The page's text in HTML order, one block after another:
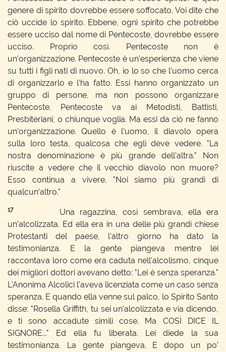
genere di spirito dovrebbe essere soffocato. Voi dite che
ciò uccide lo spirito. Ebbene, ogni spirito che potrebbe
essere ucciso dal nome di Pentecoste, dovrebbe essere
ucciso. Proprio così. Pentecoste non è
un’organizzazione. Pentecoste è un’esperienza che viene
su tutti i figli nati di nuovo. Oh, io lo so che l’uomo cerca
di organizzarlo e l’ha fatto. Essi hanno organizzato un
gruppo di persone, ma non possono organizzare
Pentecoste. Pentecoste va ai Metodisti, Battisti,
Presbiteriani, o chiunque voglia. Ma essi da ciò ne fanno
un’organizzazione. Quello è l’uomo, il diavolo opera
sulla loro testa, qualcosa che egli deve vedere. "La
nostra denominazione è più grande dell’altra." Non
riuscite a vedere che il vecchio diavolo non muore?
Esso continua a vivere. "Noi siamo più grandi di
qualcun’altro."
17
Una ragazzina, così sembrava, ella era
un’alcolizzata. Ed ella era in una delle più grandi chiese
Protestanti del paese, l’altro giorno ha dato la
testimonianza. E la gente piangeva mentre lei
raccontava loro come era caduta nell’alcolismo, cinque
dei migliori dottori avevano detto: "Lei è senza speranza."
L’Anonima Alcolici l’aveva licenziata come un caso senza
speranza. E quando ella venne sul palco, lo Spirito Santo
disse: "Rosella Griffith, tu sei un’alcolizzata e via dicendo,
e ti sono accadute simili cose. Ma COSÌ DICE IL
SIGNORE..." Ed ella fu liberata. Lei diede la sua
testimonianza. La gente piangeva. E dopo un po’